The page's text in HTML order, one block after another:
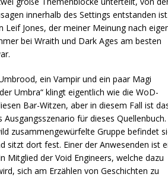
innerhalb des Settings entstanden
Leif Jones, der meiner Meinung nach
bei Wraith und Dark Ages am besten
ein Vampir und ein paar Magi
Umbra“ klingt eigentlich wie die WoD-
Bar-Witzen, aber in diesem Fall ist
Ausgangsszenario für dieses Quellenbuch.
zusammengewürfelte Gruppe befindet
sitzt dort fest. Einer der Anwesenden ist
Mitglied der Void Engineers, welche dazu
sich am Erzählen von Geschichten zu